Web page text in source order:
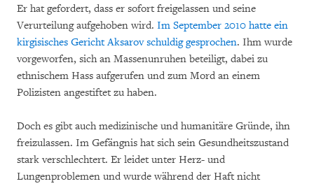
Er hat gefordert, dass er sofort freigelassen und seine
Verurteilung aufgehoben wird. Im September 2010 hatte ein
kirgisisches Gericht Aksarov schuldig gesprochen. Ihm wurde
vorgeworfen, sich an Massenunruhen beteiligt, dabei zu
ethnischem Hass aufgerufen und zum Mord an einem
Polizisten angestiftet zu haben.
Doch es gibt auch medizinische und humanitäre Gründe, ihn
freizulassen. Im Gefängnis hat sich sein Gesundheitszustand
stark verschlechtert. Er leidet unter Herz- und
Lungenproblemen und wurde während der Haft nicht